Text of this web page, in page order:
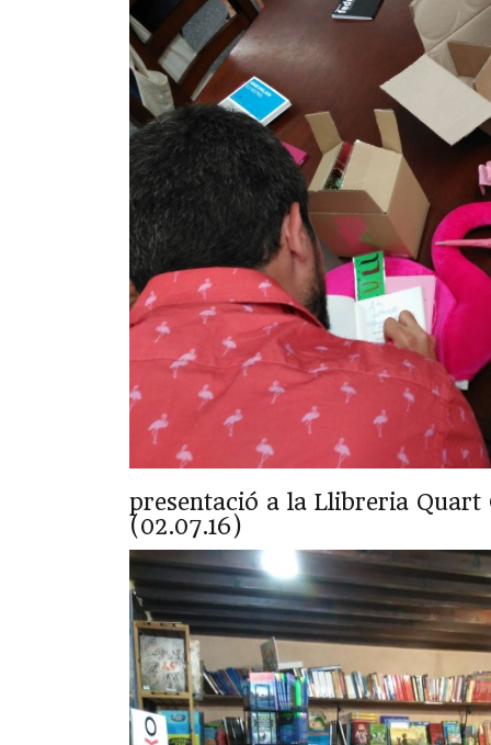
presentació a la Llibreria Quart
(02.07.16)